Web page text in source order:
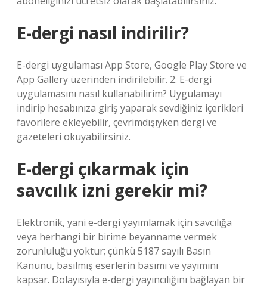
E-dergi nasıl indirilir?
E-dergi uygulaması App Store, Google Play Store ve
App Gallery üzerinden indirilebilir. 2. E-dergi
uygulamasını nasıl kullanabilirim? Uygulamayı
indirip hesabınıza giriş yaparak sevdiğiniz içerikleri
favorilere ekleyebilir, çevrimdışıyken dergi ve
gazeteleri okuyabilirsiniz.
E-dergi çıkarmak için
savcılık izni gerekir mi?
Elektronik, yani e-dergi yayımlamak için savcılığa
veya herhangi bir birime beyanname vermek
zorunluluğu yoktur; çünkü 5187 sayılı Basın
Kanunu, basılmış eserlerin basımı ve yayımını
kapsar. Dolayısıyla e-dergi yayıncılığını bağlayan bir